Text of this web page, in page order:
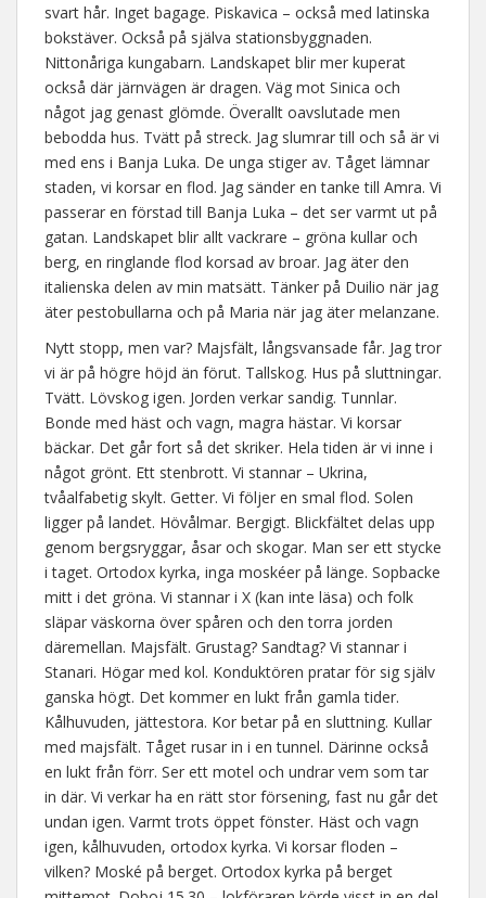
svart hår. Inget bagage. Piskavica – också med latinska
bokstäver. Också på själva stationsbyggnaden.
Nittonåriga kungabarn. Landskapet blir mer kuperat
också där järnvägen är dragen. Väg mot Sinica och
något jag genast glömde. Överallt oavslutade men
bebodda hus. Tvätt på streck. Jag slumrar till och så är vi
med ens i Banja Luka. De unga stiger av. Tåget lämnar
staden, vi korsar en flod. Jag sänder en tanke till Amra. Vi
passerar en förstad till Banja Luka – det ser varmt ut på
gatan. Landskapet blir allt vackrare – gröna kullar och
berg, en ringlande flod korsad av broar. Jag äter den
italienska delen av min matsätt. Tänker på Duilio när jag
äter pestobullarna och på Maria när jag äter melanzane.
Nytt stopp, men var? Majsfält, långsvansade får. Jag tror
vi är på högre höjd än förut. Tallskog. Hus på sluttningar.
Tvätt. Lövskog igen. Jorden verkar sandig. Tunnlar.
Bonde med häst och vagn, magra hästar. Vi korsar
bäckar. Det går fort så det skriker. Hela tiden är vi inne i
något grönt. Ett stenbrott. Vi stannar – Ukrina,
tvåalfabetig skylt. Getter. Vi följer en smal flod. Solen
ligger på landet. Hövålmar. Bergigt. Blickfältet delas upp
genom bergsryggar, åsar och skogar. Man ser ett stycke
i taget. Ortodox kyrka, inga moskéer på länge. Sopbacke
mitt i det gröna. Vi stannar i X (kan inte läsa) och folk
släpar väskorna över spåren och den torra jorden
däremellan. Majsfält. Grustag? Sandtag? Vi stannar i
Stanari. Högar med kol. Konduktören pratar för sig själv
ganska högt. Det kommer en lukt från gamla tider.
Kålhuvuden, jättestora. Kor betar på en sluttning. Kullar
med majsfält. Tåget rusar in i en tunnel. Därinne också
en lukt från förr. Ser ett motel och undrar vem som tar
in där. Vi verkar ha en rätt stor försening, fast nu går det
undan igen. Varmt trots öppet fönster. Häst och vagn
igen, kålhuvuden, ortodox kyrka. Vi korsar floden –
vilken? Moské på berget. Ortodox kyrka på berget